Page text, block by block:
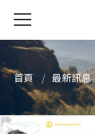
首頁 最新訊息